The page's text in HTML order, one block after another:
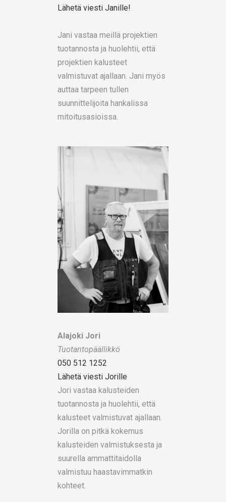
Lähetä viesti Janille!
Jani vastaa meillä projektien
tuotannosta ja huolehtii, että
projektien kalusteet
valmistuvat ajallaan. Jani myös
auttaa tarpeen tullen
suunnittelijoita hankalissa
mitoitusasioissa.
Alajoki Jori
Tuotantopäällikkö
050 512 1252
Lähetä viesti Jorille
Jori vastaa kalusteiden
tuotannosta ja huolehtii, että
kalusteet valmistuvat ajallaan.
Jorilla on pitkä kokemus
kalusteiden valmistuksesta ja
suurella ammattitaidolla
valmistuu haastavimmatkin
kohteet.